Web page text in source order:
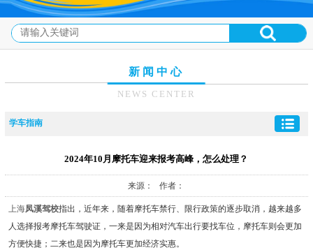
新闻中心
NEWS CENTER
学车指南
2024年10月摩托车迎来报考高峰，怎么处理？
来源： 作者：
上海凤溪驾校指出，近年来，随着摩托车禁行、限行政策的逐步取消，越来越多
人选择报考摩托车驾驶证，一来是因为相对汽车出行要找车位，摩托车则会更加
方便快捷；二来也是因为摩托车更加经济实惠。